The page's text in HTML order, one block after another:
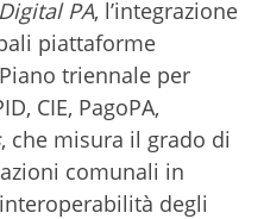
Digital PA, l’integrazione
piattaforme
triennale per
CIE, PagoPA,
, che misura il grado di
comunali in
degli